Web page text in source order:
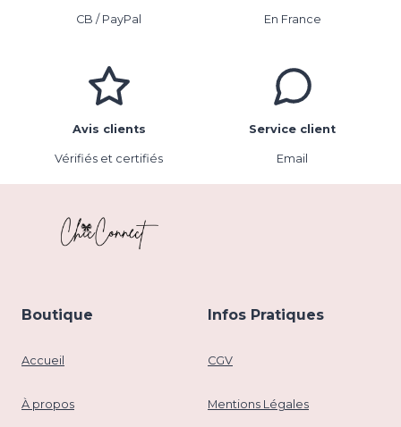
CB / PayPal En France
Avis clients
Vérifiés et certifiés
Service client
Email
Boutique
Accueil
À propos
Infos Pratiques
CGV
Mentions Légales